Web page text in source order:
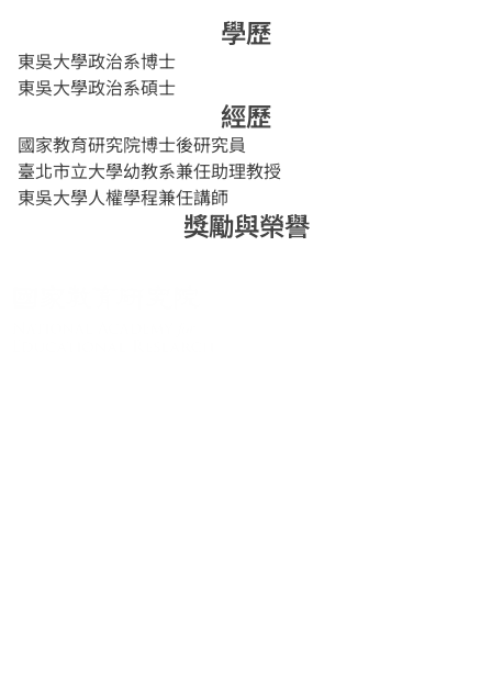
學歷
東吳大學政治系博士
東吳大學政治系碩士
經歷
國家教育研究院博士後研究員
臺北市立大學幼教系兼任助理教授
東吳大學人權學程兼任講師
獎勵與榮譽